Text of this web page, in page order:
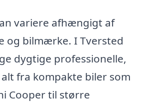
variere afhængigt af
og bilmærke. I Tversted
dygtige professionelle,
fra kompakte biler som
Cooper til større